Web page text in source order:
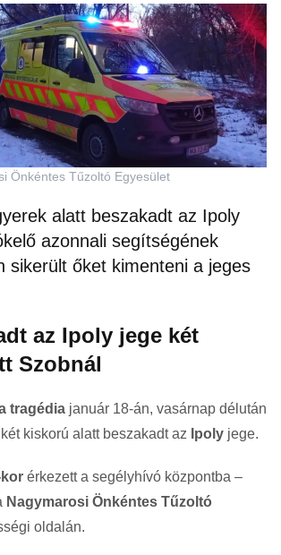
Önkéntes Tűzoltó Egyesület
alatt beszakadt az Ipoly
azonnali segítségének
sikerült őket kimenteni a jeges
az Ipoly jege két
Szobnál
tragédia január 18-án, vasárnap délután
kiskorú alatt beszakadt az Ipoly jege.
kor érkezett a segélyhívó központba –
Nagymarosi Önkéntes Tűzoltó
oldalán.